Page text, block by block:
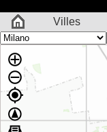
Villes